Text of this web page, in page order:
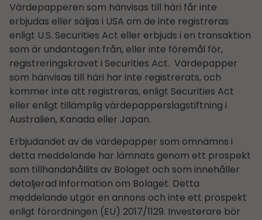
Värdepapperen som hänvisas till häri får inte
erbjudas eller säljas i USA om de inte registreras
enligt U.S. Securities Act eller erbjuds i en transaktion
som är undantagen från, eller inte föremål för,
registreringskravet i Securities Act. Värdepapper
som hänvisas till häri har inte registrerats, och
kommer inte att registreras, enligt Securities Act
eller enligt tillämplig värdepapperslagstiftning i
Australien, Kanada eller Japan.
Erbjudandet av de värdepapper som omnämns i
detta meddelande har lämnats genom ett prospekt
som tillhandahållits av Bolaget och som innehåller
detaljerad information om Bolaget. Detta
meddelande utgör en annons och inte ett prospekt
enligt förordningen (EU) 2017/1129. Investerare bör